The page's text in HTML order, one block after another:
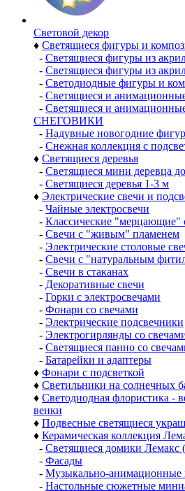
Световой декор
♦ Светящиеся фигуры и
- Светящиеся фигуры из
- Светящиеся фигуры из
- Светодиодные фигуры и
- Светящиеся и
- Светящиеся и
СНЕГОВИКИ
- Надувные новогодние
- Снежная коллекция с
♦ Светящиеся деревья
- Светящиеся мини деревца
- Светящиеся деревья 1-3 м
♦ Электрические свечи и
- Чайные электросвечи
- Классические "мерцающие"
- Свечи с "живым" пламенем
- Электрические столовые
- Свечи с "натуральным
- Свечи в стаканах
- Декоративные свечи
- Горки с электросвечами
- Фонари со свечами
- Электрические подсвечники
- Электрогирлянды со
- Светящиеся панно со
- Батарейки и адаптеры
♦ Фонари с подсветкой
♦ Светильники на солнечных
♦ Светодиодная флористика -
венки
♦ Подвесные светящиеся
♦ Керамическая коллекция
- Светящиеся домики Лемакс
- Фасады
- Музыкально-анимационные
- Настольные сюжетные